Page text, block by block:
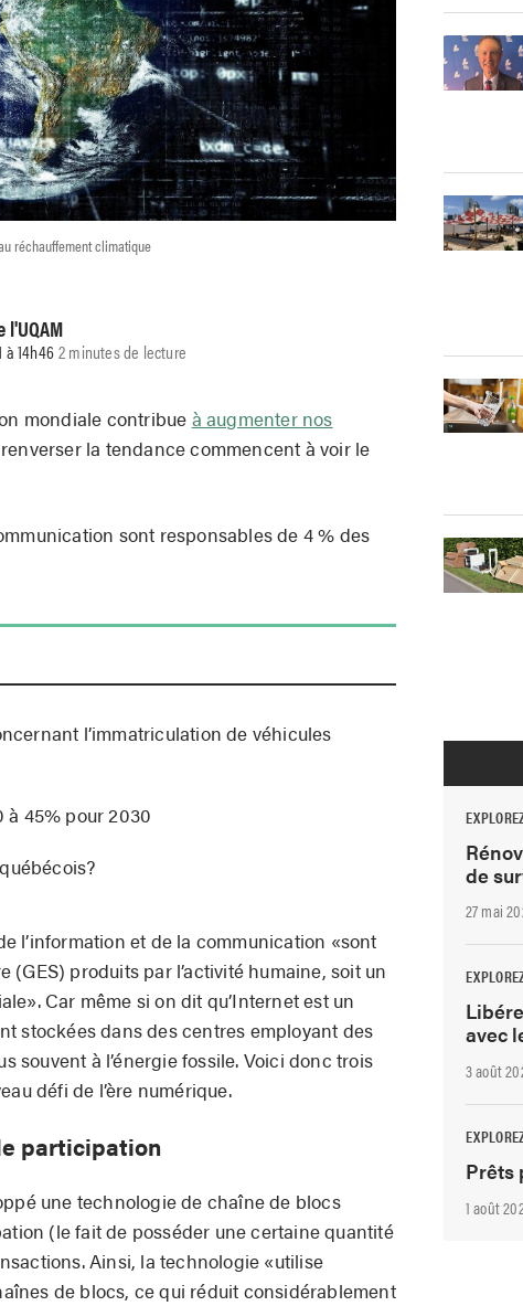
réchauffement climatique
l'UQAM
à 14h462 minutes de lecture
mondiale contribue à augmenter nos
la tendance commencent à voir le
sont responsables de 4 % des
l’immatriculation de véhicules
à 45% pour 2030
l’information et de la communication «sont
produits par l’activité humaine, soit un
Car même si on dit qu’Internet est un
stockées dans des centres employant des
souvent à l’énergie fossile. Voici donc trois
défi de l’ère numérique.
participation
une technologie de chaîne de blocs
(le fait de posséder une certaine quantité
Ainsi, la technologie «utilise
de blocs, ce qui réduit considérablement
de
27 mai
avec
3 août
Prêts
1 août